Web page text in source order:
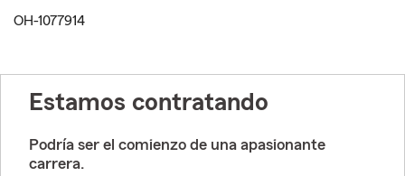
OH-1077914
Estamos contratando
Podría ser el comienzo de una apasionante
carrera.